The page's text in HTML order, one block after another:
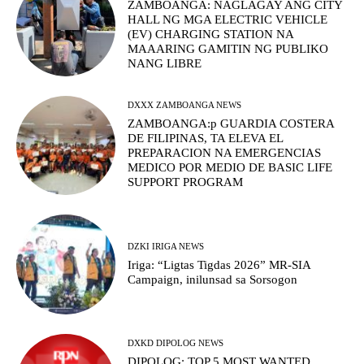
ZAMBOANGA: NAGLAGAY ANG CITY
HALL NG MGA ELECTRIC VEHICLE
(EV) CHARGING STATION NA
MAAARING GAMITIN NG PUBLIKO
NANG LIBRE
DXXX ZAMBOANGA NEWS
ZAMBOANGA:p GUARDIA COSTERA
DE FILIPINAS, TA ELEVA EL
PREPARACION NA EMERGENCIAS
MEDICO POR MEDIO DE BASIC LIFE
SUPPORT PROGRAM
DZKI IRIGA NEWS
Iriga: “Ligtas Tigdas 2026” MR-SIA
Campaign, inilunsad sa Sorsogon
DXKD DIPOLOG NEWS